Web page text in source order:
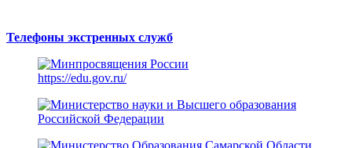
Телефоны экстренных служб
https://edu.gov.ru/